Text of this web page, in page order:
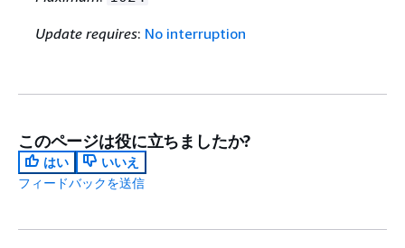
Update requires: No interruption
このページは役に立ちましたか?
はい
いいえ
フィードバックを送信